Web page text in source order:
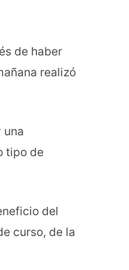
de haber
realizó
una
tipo de
del
curso, de la